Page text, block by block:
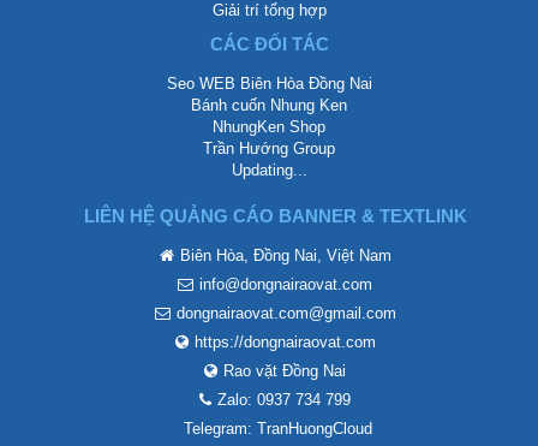
Giải trí tổng hợp
CÁC ĐỐI TÁC
Seo WEB Biên Hòa Đồng Nai
Bánh cuốn Nhung Ken
NhungKen Shop
Trần Hướng Group
Updating...
LIÊN HỆ QUẢNG CÁO BANNER & TEXTLINK
Biên Hòa, Đồng Nai, Việt Nam
info@dongnairaovat.com
dongnairaovat.com@gmail.com
https://dongnairaovat.com
Rao vặt Đồng Nai
Zalo: 0937 734 799
Telegram: TranHuongCloud